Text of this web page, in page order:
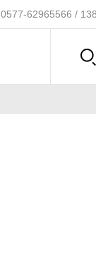
0577-62965566 /